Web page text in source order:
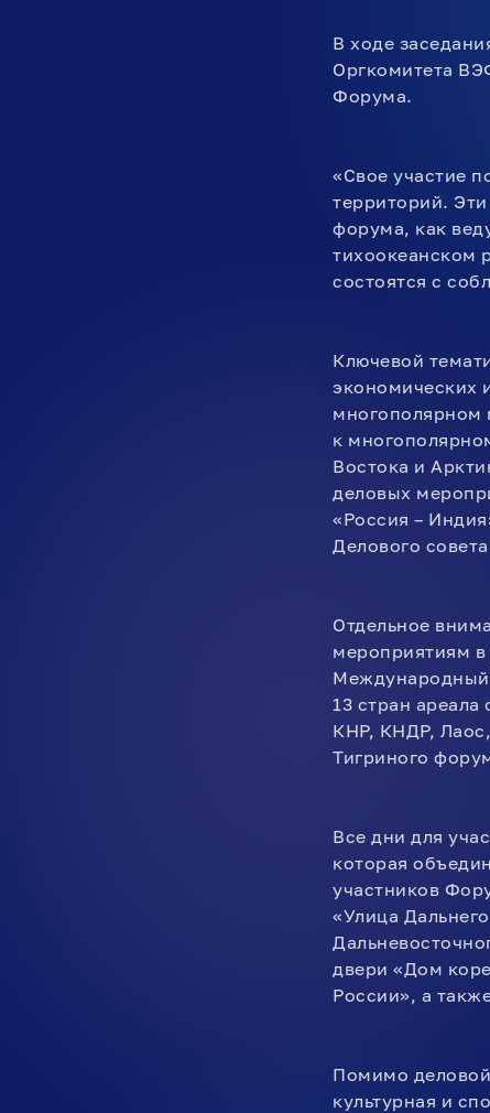
В ходе
Оргкомитета
Форума.
«Свое участие
территорий.
форума, как
тихоокеанском
состоятся с
Ключевой
экономических
многополярном
к
Востока и
деловых
«Россия –
Делового
Отдельное
мероприятиям
Международный
13 стран
КНР, КНДР,
Тигриного
Все дни для
которая
участников
«Улица
двери «Дом
России», а
Помимо
культурная и